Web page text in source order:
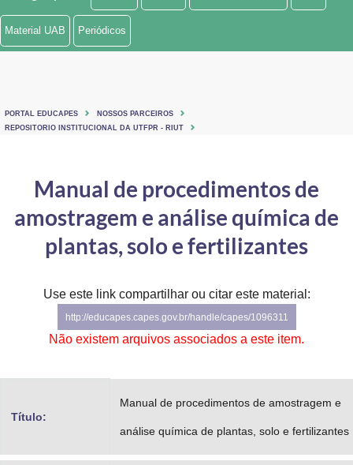
Ministério de Minas e Energia
Ministério do Turismo
Controladoria-Geral da União
Ministério da Mulher, da Família e dos Direitos Humanos
Secretaria de Governo
Gabinete de Segurança Institucional
Material UAB Periódicos
PORTAL EDUCAPES
NOSSOS PARCEIROS
REPOSITORIO INSTITUCIONAL DA UTFPR - RIUT
Manual de procedimentos de
amostragem e análise química de
plantas, solo e fertilizantes
Use este link compartilhar ou citar este material:
http://educapes.capes.gov.br/handle/capes/1096311
Não existem arquivos associados a este item.
Título:
Manual de procedimentos de amostragem e
análise química de plantas, solo e fertilizantes